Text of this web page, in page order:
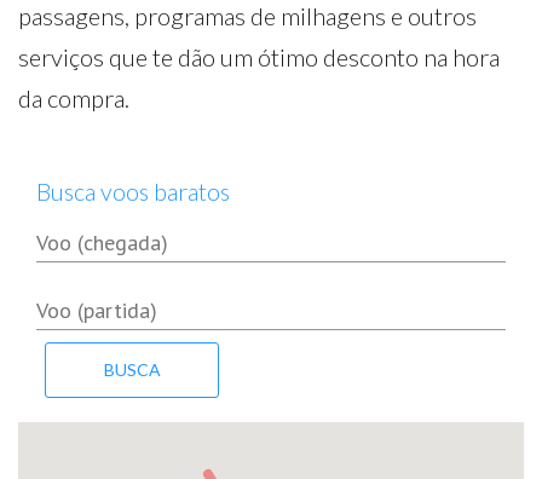
passagens, programas de milhagens e outros
serviços que te dão um ótimo desconto na hora
da compra.
Busca voos baratos